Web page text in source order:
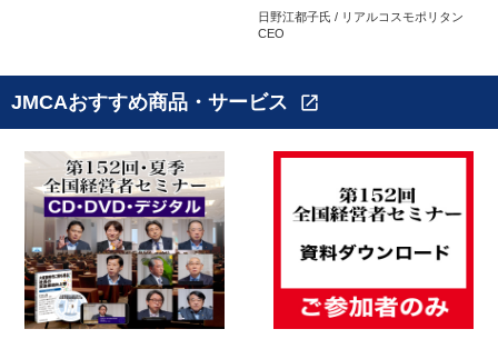
日野江都子氏 / リアルコスモポリタン
CEO
JMCAおすすめ商品・サービス open_in_new